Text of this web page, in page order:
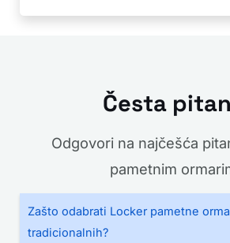
Česta
Odgovori na najčešća
pametnim
Zašto odabrati Locker pametne
tradicionalnih?